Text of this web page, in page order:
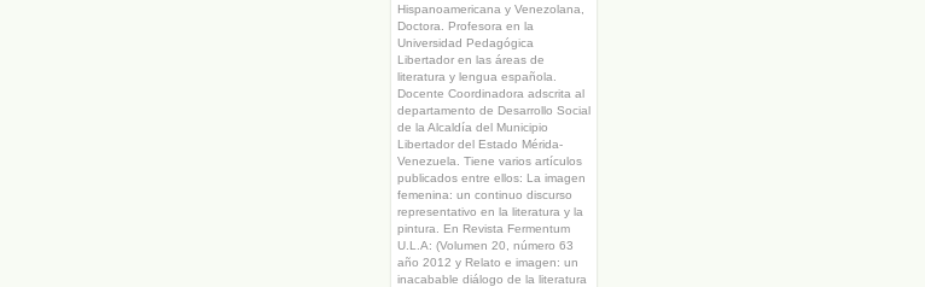
Hispanoamericana y Venezolana,
Doctora. Profesora en la
Universidad Pedagógica
Libertador en las áreas de
literatura y lengua española.
Docente Coordinadora adscrita al
departamento de Desarrollo Social
de la Alcaldía del Municipio
Libertador del Estado Mérida-
Venezuela. Tiene varios artículos
publicados entre ellos: La imagen
femenina: un continuo discurso
representativo en la literatura y la
pintura. En Revista Fermentum
U.L.A: (Volumen 20, número 63
año 2012 y Relato e imagen: un
inacabable diálogo de la literatura